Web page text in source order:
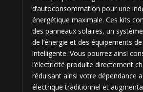
d’autoconsommation pour une
énergétique maximale. Ces kits
des panneaux solaires, un
de l’énergie et des équipements
intelligente. Vous pourrez ainsi
l’électricité produite directement
réduisant ainsi votre dépendance
électrique traditionnel et